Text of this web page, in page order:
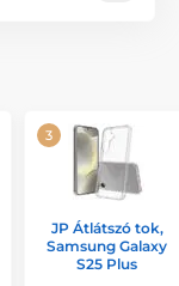
JP Átlátszó tok,
Samsung Galaxy
S25 Plus